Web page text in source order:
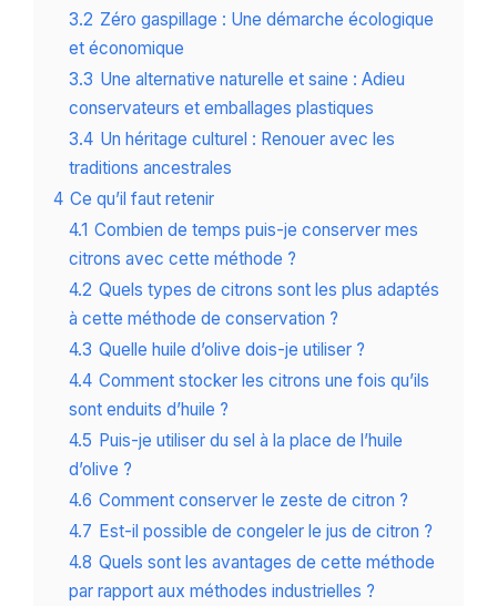
3.2 Zéro gaspillage : Une démarche écologique
et économique
3.3 Une alternative naturelle et saine : Adieu
conservateurs et emballages plastiques
3.4 Un héritage culturel : Renouer avec les
traditions ancestrales
4 Ce qu’il faut retenir
4.1 Combien de temps puis-je conserver mes
citrons avec cette méthode ?
4.2 Quels types de citrons sont les plus adaptés
à cette méthode de conservation ?
4.3 Quelle huile d’olive dois-je utiliser ?
4.4 Comment stocker les citrons une fois qu’ils
sont enduits d’huile ?
4.5 Puis-je utiliser du sel à la place de l’huile
d’olive ?
4.6 Comment conserver le zeste de citron ?
4.7 Est-il possible de congeler le jus de citron ?
4.8 Quels sont les avantages de cette méthode
par rapport aux méthodes industrielles ?